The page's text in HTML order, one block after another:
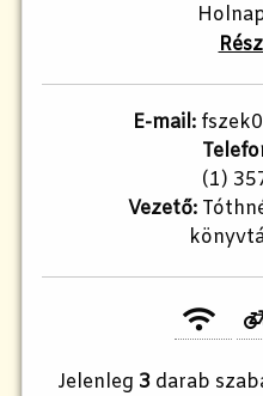
E-mail:
(1)
Vezető:
Jelenleg 3 darab